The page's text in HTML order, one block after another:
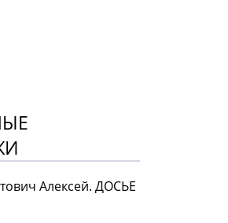
Алексей. ДОСЬЕ